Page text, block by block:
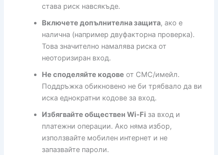
става риск навсякъде.
Включете допълнителна защита, ако е
налична (например двуфакторна проверка).
Това значително намалява риска от
неоторизиран вход.
Не споделяйте кодове от СМС/имейл.
Поддръжка обикновено не би трябвало да ви
иска еднократни кодове за вход.
Избягвайте обществен Wi‑Fi за вход и
платежни операции. Ако няма избор,
използвайте мобилен интернет и не
запазвайте пароли.